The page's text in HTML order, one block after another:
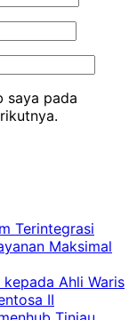
saya pada
Terintegrasi
Maksimal
kepada Ahli Waris
II